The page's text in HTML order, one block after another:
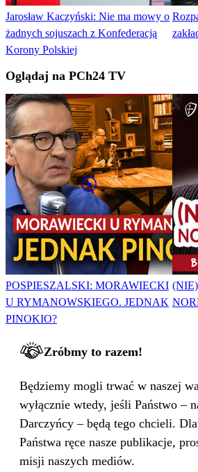
Jarosław Kaczyński: Nie ma mowy o
żadnych sojuszach z Konfederacją
Korony Polskiej
Oglądaj na PCh24 TV
POSPIESZALSKI: MORAWIECKI
U RYMANOWSKIEGO. JEDNAK
PINOKIO?
Zróbmy to razem!
Będziemy mogli trwać w naszej
wyłącznie wtedy, jeśli Państwo –
Darczyńcy – będą tego chcieli.
Państwa ręce nasze publikacje,
misji naszych mediów.